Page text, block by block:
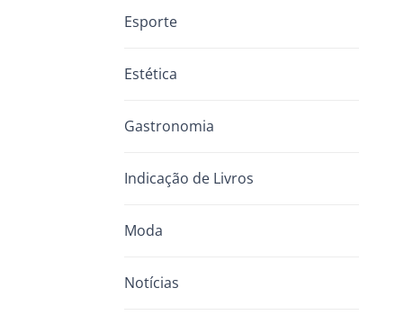
Esporte
Estética
Gastronomia
Indicação de Livros
Moda
Notícias